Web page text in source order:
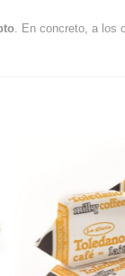
. En concreto, a los